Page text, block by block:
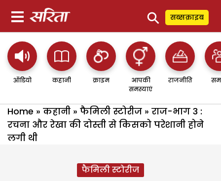
⚲ सब्सक्राइब
ऑडियो कहानी क्राइम
आपकी
समस्याएं
राजनीति
Home » कहानी » फैमिली स्टोरीज » राज-भाग 3 :
रचना और रेखा की दोस्ती से किसको परेशानी होने
लगी थी
फैमिली स्टोरीज